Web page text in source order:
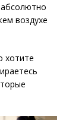
абсолютно
воздухе
хотите